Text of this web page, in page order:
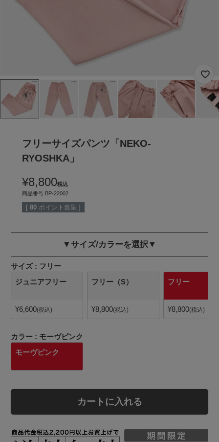
フリーサイズパンツ「NEKO-
RYOSHKA」
¥8,800税込
商品番号 BP-22002
[ 80 ポイント進呈 ]
▼サイズ/カラーを選択▼
サイズ
フリー
ジュニアフリー
¥6,600 税込
フリー（S）
¥8,800 税込
フリー
¥8,800 税込
カラー
モーヴピンク
モーヴピンク
カートに入れる